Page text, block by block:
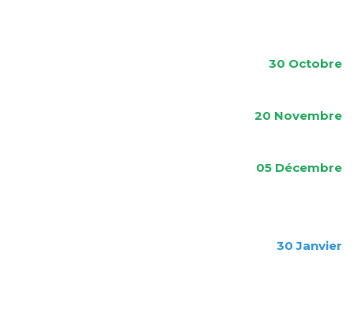
30 Octobre
20 Novembre
05 Décembre
30Janvier